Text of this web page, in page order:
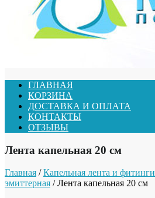
ГЛАВНАЯ
КОРЗИНА
ДОСТАВКА И ОПЛАТА
КОНТАКТЫ
ОТЗЫВЫ
Лента капельная 20 см
Главная /Капельная лента и фитинги
эмиттерная / Лента капельная 20 см